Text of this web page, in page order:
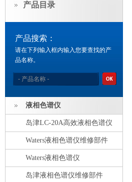
产品目录
产品搜索：
请在下列输入框内输入您要查找的产
品名称。
液相色谱仪
岛津LC-20A高效液相色谱仪
Waters液相色谱仪维修部件
Waters液相色谱仪
岛津液相色谱仪维修部件